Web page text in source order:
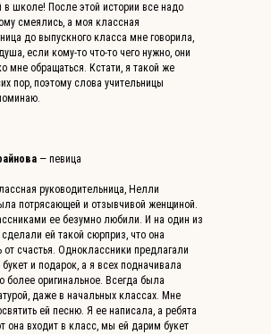
в школе! После этой истории все надо
смеялись, а моя классная
до выпускного класса мне говорила,
если кому-то что-то чего нужно, они
мне обращаться. Кстати, я такой же
пор, поэтому слова учительницы
— певица
руководительница, Нелли
потрясающей и отзывчивой женщиной.
ее безумно любили. И на один из
ей такой сюрприз, что она
от счастья. Одноклассники предлагали
букет и подарок, а я всех подначивала
более оригинальное. Всегда была
даже в начальных классах. Мне
ей песню. Я ее написала, а ребята
она входит в класс, мы ей дарим букет